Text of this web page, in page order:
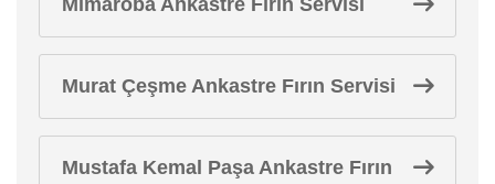
Murat Çeşme Ankastre Fırın Servisi
Mustafa Kemal Paşa Ankastre Fırın